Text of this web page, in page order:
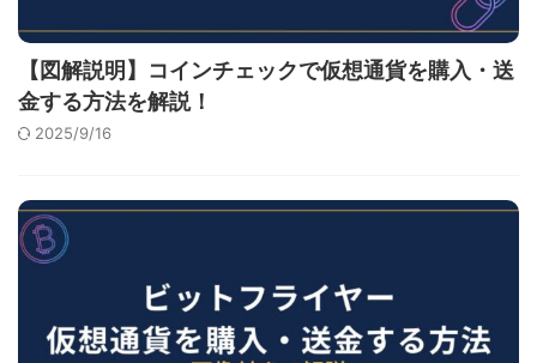
【図解説明】コインチェックで仮想通貨を購入・送
金する方法を解説！
2025/9/16